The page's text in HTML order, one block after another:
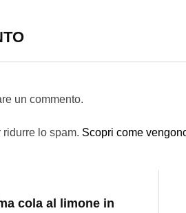
un commento.
lo spam. Scopri come
cola al limone in